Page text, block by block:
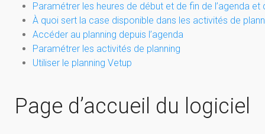
Paramétrer les heures de début et de fin de l’agenda et
À quoi sert la case disponible dans les activités de
Accéder au planning depuis l’agenda
Paramétrer les activités de planning
Utiliser le planning Vetup
Page d’accueil du logiciel